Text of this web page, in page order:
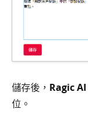
儲存後， Ragic AI
位。